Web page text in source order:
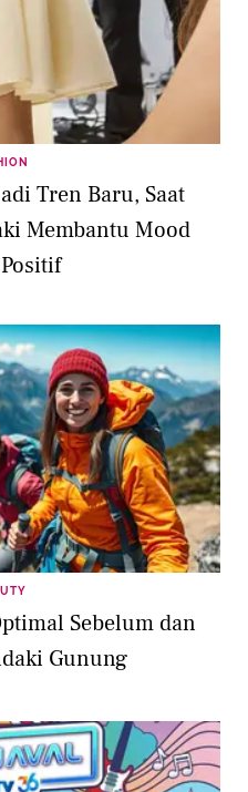
Tren Baru, Saat
Membantu Mood
Sebelum dan
Gunung